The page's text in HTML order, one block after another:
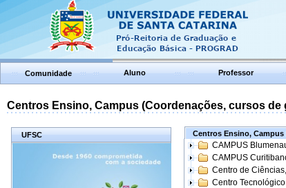
Comunidade Aluno Professor
Centros Ensino, Campus (Coordenações, cursos
UFSC Centros Ensino,
CAMPUS
CAMPUS
Centro de
Centro